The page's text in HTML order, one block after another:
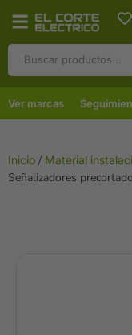
Ver marcas
Inicio / Material
Señalizadores